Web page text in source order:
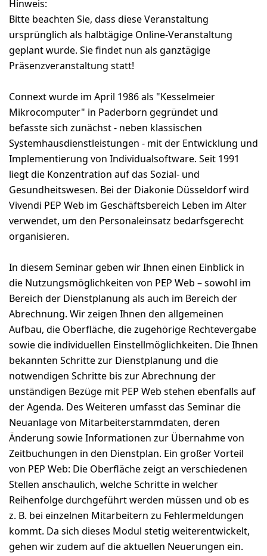
Hinweis:
Bitte beachten Sie, dass diese Veranstaltung
ursprünglich als halbtägige Online-Veranstaltung
geplant wurde. Sie findet nun als ganztägige
Präsenzveranstaltung statt!
Connext wurde im April 1986 als "Kesselmeier
Mikrocomputer" in Paderborn gegründet und
befasste sich zunächst - neben klassischen
Systemhausdienstleistungen - mit der Entwicklung und
Implementierung von Individualsoftware. Seit 1991
liegt die Konzentration auf das Sozial- und
Gesundheitswesen. Bei der Diakonie Düsseldorf wird
Vivendi PEP Web im Geschäftsbereich Leben im Alter
verwendet, um den Personaleinsatz bedarfsgerecht
organisieren.
In diesem Seminar geben wir Ihnen einen Einblick in
die Nutzungsmöglichkeiten von PEP Web – sowohl im
Bereich der Dienstplanung als auch im Bereich der
Abrechnung. Wir zeigen Ihnen den allgemeinen
Aufbau, die Oberfläche, die zugehörige Rechtevergabe
sowie die individuellen Einstellmöglichkeiten. Die Ihnen
bekannten Schritte zur Dienstplanung und die
notwendigen Schritte bis zur Abrechnung der
unständigen Bezüge mit PEP Web stehen ebenfalls auf
der Agenda. Des Weiteren umfasst das Seminar die
Neuanlage von Mitarbeiterstammdaten, deren
Änderung sowie Informationen zur Übernahme von
Zeitbuchungen in den Dienstplan. Ein großer Vorteil
von PEP Web: Die Oberfläche zeigt an verschiedenen
Stellen anschaulich, welche Schritte in welcher
Reihenfolge durchgeführt werden müssen und ob es
z. B. bei einzelnen Mitarbeitern zu Fehlermeldungen
kommt. Da sich dieses Modul stetig weiterentwickelt,
gehen wir zudem auf die aktuellen Neuerungen ein.